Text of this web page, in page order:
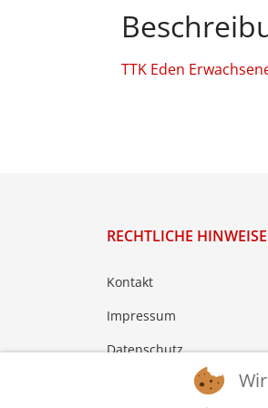
TTK Eden
RECHTLICHE HINWEISE
Kontakt
Impressum
Datenschutz